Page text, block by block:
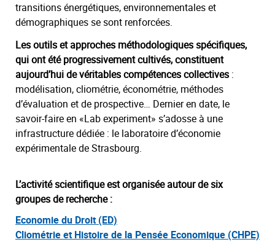
transitions énergétiques, environnementales et
démographiques se sont renforcées.
Les outils et approches méthodologiques spécifiques,
qui ont été progressivement cultivés, constituent
aujourd’hui de véritables compétences collectives :
modélisation, cliométrie, économétrie, méthodes
d’évaluation et de prospective… Dernier en date, le
savoir-faire en «Lab experiment» s’adosse à une
infrastructure dédiée : le laboratoire d’économie
expérimentale de Strasbourg.
L’activité scientifique est organisée autour de six
groupes de recherche :
Economie du Droit (ED)
Cliométrie et Histoire de la Pensée Economique (CHPE)